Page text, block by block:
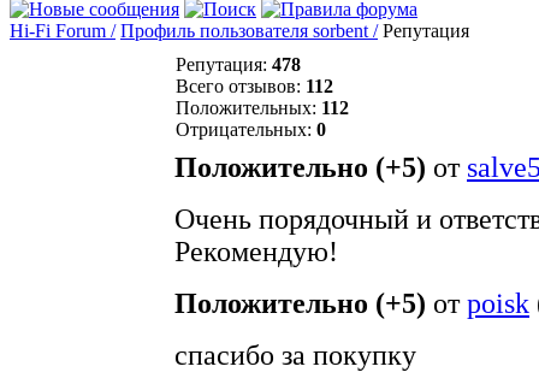
Hi-Fi Forum / Профиль пользователя sorbent / Репутация
Репутация: 478
Всего отзывов: 112
Положительных: 112
Отрицательных: 0
Положительно (+5) от
Очень порядочный и
Рекомендую!
Положительно (+5) отpoisk
спасибо за покупку